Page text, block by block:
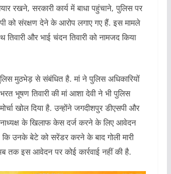
रखने, सरकारी कार्य में बाधा पहुंचाने, पुलिस पर
को संरक्षण देने के आरोप लगाए गए हैं. इस मामले
तिवारी और भाई चंदन तिवारी को नामजद किया
मुठभेड़ से संबंधित है. मां ने पुलिस अधिकारियों
भरत भूषण तिवारी की मां आशा देवी ने भी पुलिस
खोल दिया है. उन्होंने जगदीशपुर डीएसपी और
के खिलाफ केस दर्ज करने के लिए आवेदन
उनके बेटे को सरेंडर करने के बाद गोली मारी
तक इस आवेदन पर कोई कार्रवाई नहीं की है.